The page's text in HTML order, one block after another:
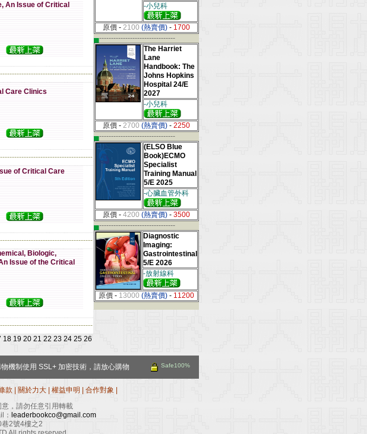
An Issue of Critical
Care Clinics
of Critical Care
Biologic,
Issue of the Critical
18 19 20 21 22 23 24 25 26
-小兒科
原價 - 2100 (熱賣價) - 1700
▄--------------------------------
The Harriet
Lane
Handbook: The
Johns Hopkins
Hospital 24/E
2027
-小兒科
原價 - 2700 (熱賣價) - 2250
▄--------------------------------
(ELSO Blue
Book)ECMO
Specialist
Training Manual
5/E 2025
-心臟血管外科
原價 - 4200 (熱賣價) - 3500
▄--------------------------------
Diagnostic
Imaging:
Gastrointestinal
5/E 2026
-放射線科
原價 - 13000 (熱賣價) - 11200
機制使用 SSL+ 加密技術，請放心購物 Safe100%
款 關於力大 權益申明 合作對象
，請勿任意引用轉載
： leaderbookco@gmail.com
2號4樓之2